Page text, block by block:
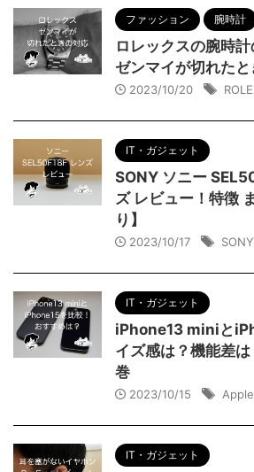
ファッション 腕時計
ロレックスの腕時計
ゼンマイが切れた
2023/10/20
IT・ガジェット
SONY ソニー
ズ レビュー！特徴
り】
2023/10/17
IT・ガジェット
iPhone13 miniと
イズ感は？機能差
巻
2023/10/15
IT・ガジェット